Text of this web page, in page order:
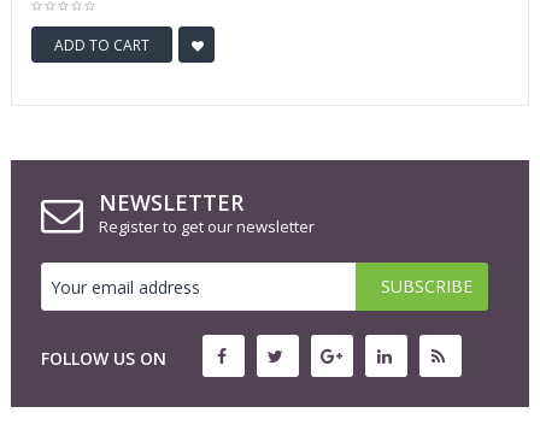
ADD TO CART
NEWSLETTER
Register to get our newsletter
FOLLOW US ON